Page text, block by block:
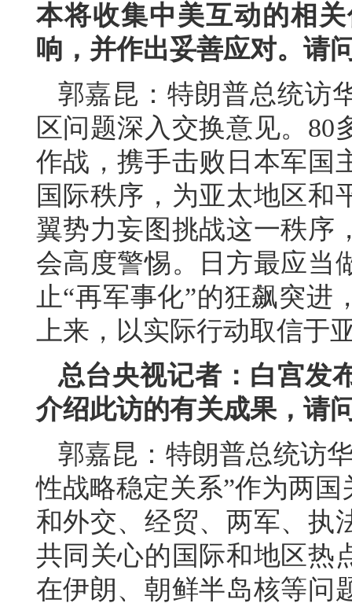
本将收集中美互动的相
响，并作出妥善应对。请
郭嘉昆：特朗普总统访
区问题深入交换意见。
作战，携手击败日本军国
国际秩序，为亚太地区和
翼势力妄图挑战这一秩序
会高度警惕。日方最应当
止“再军事化”的狂飙突
上来，以实际行动取信于
总台央视记者：白宫发
介绍此访的有关成果，请
郭嘉昆：特朗普总统访
性战略稳定关系”作为两
和外交、经贸、两军、执
共同关心的国际和地区热
在伊朗、朝鲜半岛核等问